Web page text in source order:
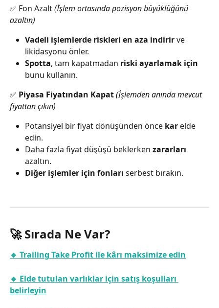
✅ Fon Azalt (İşlem ortasında pozisyon büyüklüğünü
azaltın)
Vadeli işlemlerde riskleri en aza indirir ve
likidasyonu önler.
Spotta, tam kapatmadan riski ayarlamak için
bunu kullanın.
✅ Piyasa Fiyatından Kapat(İşlemden anında mevcut
fiyattan çıkın)
Potansiyel bir fiyat dönüşünden önce kar elde
edin.
Daha fazla fiyat düşüşü beklerken zararları
azaltın.
Diğer işlemler için fonları serbest bırakın.
🚀 Sırada Ne Var?
🔹 Trailing Take Profit ile kârı maksimize edin
🔹 Elde tutulan varlıklar için satış koşulları
belirleyin